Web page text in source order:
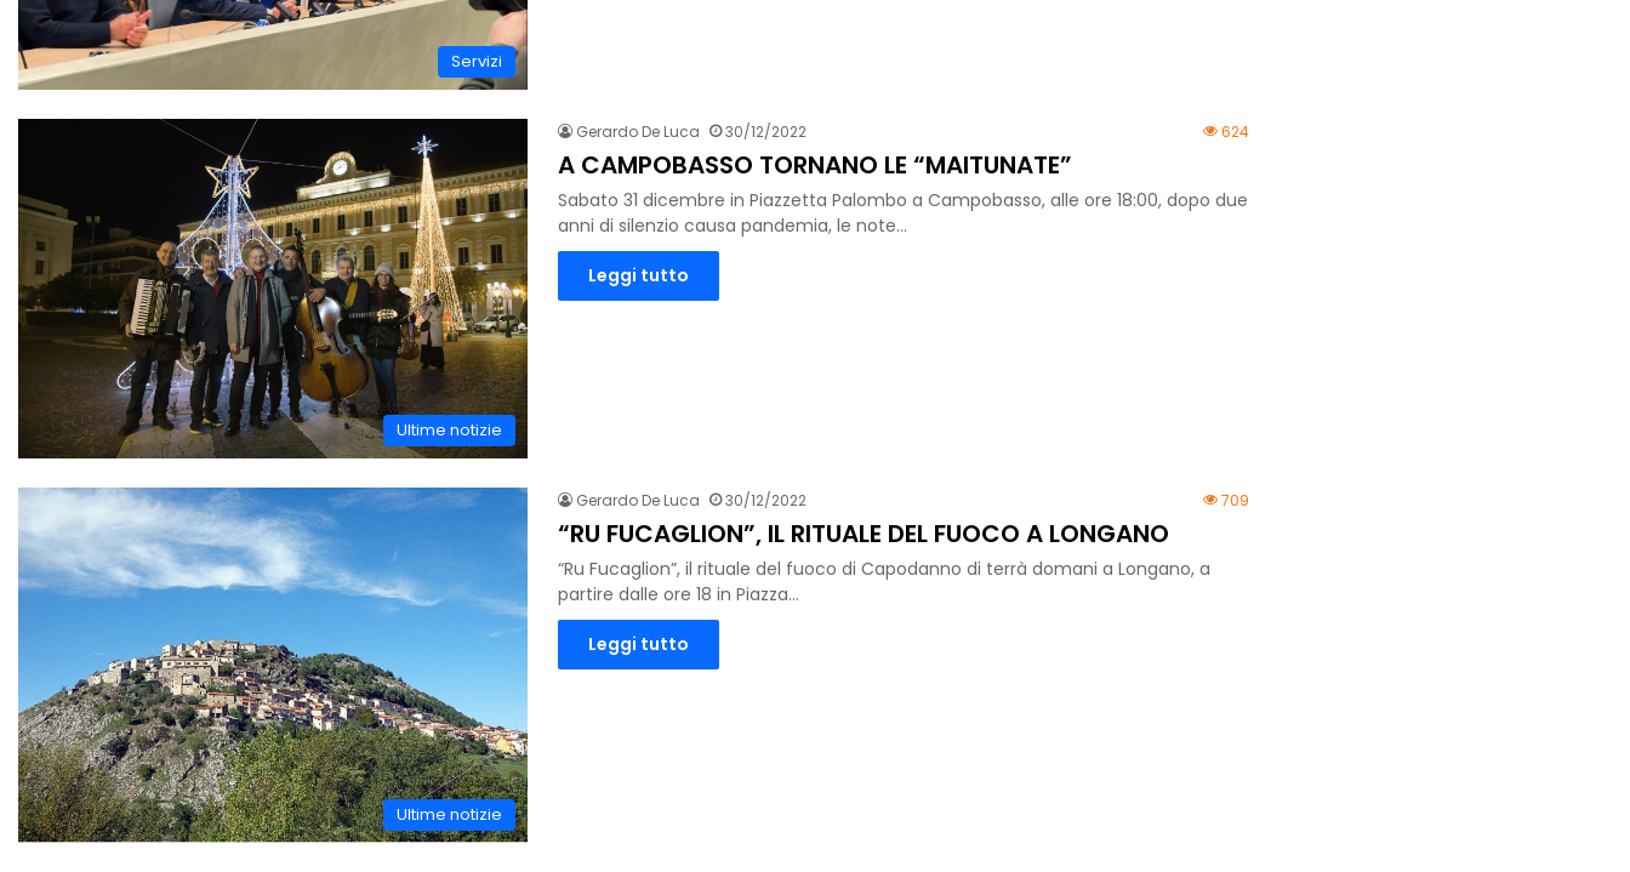
Servizi
Ultime notizie
Gerardo De Luca 30/12/2022 624
A CAMPOBASSO TORNANO LE “MAITUNATE”
Sabato 31 dicembre in Piazzetta Palombo a Campobasso, alle ore 18:00, dopo due
anni di silenzio causa pandemia, le note…
Leggi tutto
Ultime notizie
Gerardo De Luca 30/12/2022 709
“RU FUCAGLION”, IL RITUALE DEL FUOCO A LONGANO
“Ru Fucaglion”, il rituale del fuoco di Capodanno di terrà domani a Longano, a
partire dalle ore 18 in Piazza…
Leggi tutto